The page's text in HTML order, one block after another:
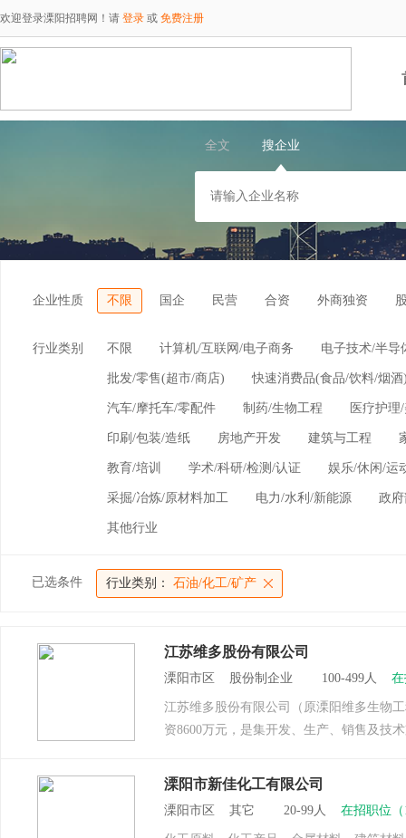
欢迎登录溧阳招聘网！请 登录 或 免费注册
全文 搜企业
企业性质 不限 国企 民营 合资 外商独资
行业类别 不限 计算机/互联网/电子商务 电子技术/半导
批发/零售(超市/商店) 快速消费品(食品/饮料/烟酒
汽车/摩托车/零配件 制药/生物工程 医疗护理
印刷/包装/造纸 房地产开发 建筑与工程
教育/培训 学术/科研/检测/认证 娱乐/休闲/运
采掘/冶炼/原材料加工 电力/水利/新能源 政
其他行业
已选条件 行业类别： 石油/化工/矿产
江苏维多股份有限公司
溧阳市区 股份制企业 100-499人
江苏维多股份有限公司（原溧阳维多生物
资8600万元，是集开发、生产、销售及技
溧阳市新佳化工有限公司
溧阳市区 其它 20-99人 在招职位（